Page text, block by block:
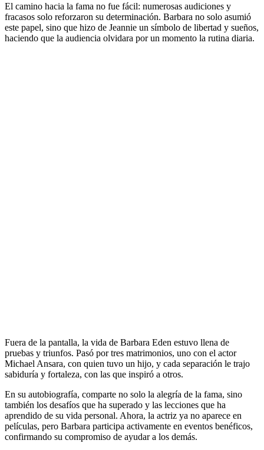
El camino hacia la fama no fue fácil: numerosas audiciones y
fracasos solo reforzaron su determinación. Barbara no solo asumió
este papel, sino que hizo de Jeannie un símbolo de libertad y sueños,
haciendo que la audiencia olvidara por un momento la rutina diaria.
Fuera de la pantalla, la vida de Barbara Eden estuvo llena de
pruebas y triunfos. Pasó por tres matrimonios, uno con el actor
Michael Ansara, con quien tuvo un hijo, y cada separación le trajo
sabiduría y fortaleza, con las que inspiró a otros.
En su autobiografía, comparte no solo la alegría de la fama, sino
también los desafíos que ha superado y las lecciones que ha
aprendido de su vida personal. Ahora, la actriz ya no aparece en
películas, pero Barbara participa activamente en eventos benéficos,
confirmando su compromiso de ayudar a los demás.